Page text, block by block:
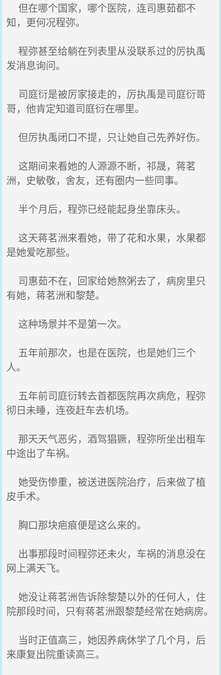
但在哪个国家，哪个医院，连司惠茹都不
知，更何况程弥。
程弥甚至给躺在列表里从没联系过的厉执禹
发消息询问。
司庭衍是被厉家接走的，厉执禹是司庭衍哥
哥，他肯定知道司庭衍在哪里。
但厉执禹闭口不提，只让她自己先养好伤。
这期间来看她的人源源不断，祁晟，蒋茗
洲，史敏敬，舍友，还有圈内一些同事。
半个月后，程弥已经能起身坐靠床头。
这天蒋茗洲来看她，带了花和水果，水果都
是她爱吃那些。
司惠茹不在，回家给她熬粥去了，病房里只
有她，蒋茗洲和黎楚。
这种场景并不是第一次。
五年前那次，也是在医院，也是她们三个
人。
五年前司庭衍转去首都医院再次病危，程弥
彻日未睡，连夜赶车去机场。
那天天气恶劣，酒驾猖獗，程弥所坐出租车
中途出了车祸。
她受伤惨重，被送进医院治疗，后来做了植
皮手术。
胸口那块疤痕便是这么来的。
出事那段时间程弥还未火，车祸的消息没在
网上满天飞。
她没让蒋茗洲告诉除黎楚以外的任何人，住
院那段时间，只有蒋茗洲跟黎楚经常在她病房。
当时正值高三，她因养病休学了几个月，后
来康复出院重读高三。